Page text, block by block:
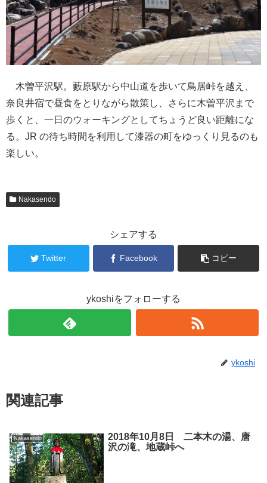
木曽平沢駅。藪原駅から中山道を歩いて鳥居峠を越え、
奈良井宿で昼食をとりながら散策し、さらに木曽平沢まで
歩くと、一日のウォーキングとしてちょうど良い距離にな
る。JR の待ち時間を利用して漆器の町をゆっくり見るのも
楽しい。
Nakasendo
シェアする
Twitter Facebook コピー
ykoshiをフォローする
ykoshi
関連記事
Nakasendo
2018年10月8日 二本木の湯、唐
沢の滝、地蔵峠へ